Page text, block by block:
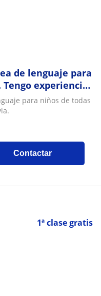
de lenguaje para
experiencia
para niños de todas
Contactar
1ª clase gratis